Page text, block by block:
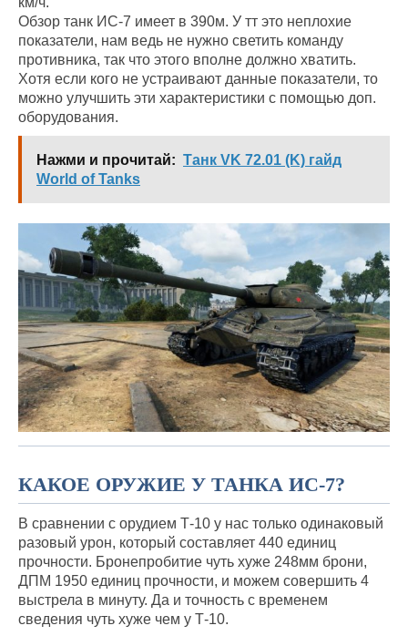
Обзор танк ИС-7 имеет в 390м. У тт это неплохие
показатели, нам ведь не нужно светить команду
противника, так что этого вполне должно хватить.
Хотя если кого не устраивают данные показатели, то
можно улучшить эти характеристики с помощью доп.
оборудования.
Нажми и прочитай: Танк VK 72.01 (K) гайд
World of Tanks
КАКОЕ ОРУЖИЕ У ТАНКА ИС-7?
В сравнении с орудием Т-10 у нас только одинаковый
разовый урон, который составляет 440 единиц
прочности. Бронепробитие чуть хуже 248мм брони,
ДПМ 1950 единиц прочности, и можем совершить 4
выстрела в минуту. Да и точность с временем
сведения чуть хуже чем у Т-10.